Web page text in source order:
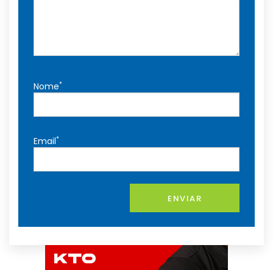
Nome*
Email*
ENVIAR